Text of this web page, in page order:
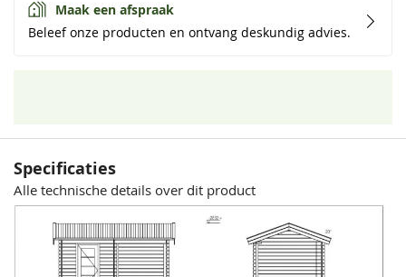
Maak een afspraak
Beleef onze producten en ontvang deskundig advies.
Specificaties
Alle technische details over dit product